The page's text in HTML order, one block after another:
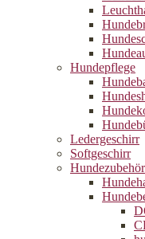
Hundepflege
Ledergeschirr
Softgeschirr
Hundezubehör